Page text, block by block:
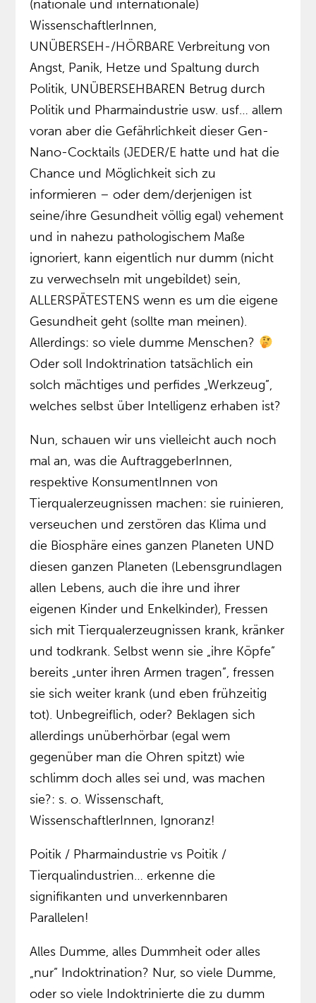
(nationale und internationale)
WissenschaftlerInnen,
UNÜBERSEH-/HÖRBARE Verbreitung von
Angst, Panik, Hetze und Spaltung durch
Politik, UNÜBERSEHBAREN Betrug durch
Politik und Pharmaindustrie usw. usf… allem
voran aber die Gefährlichkeit dieser Gen-
Nano-Cocktails (JEDER/E hatte und hat die
Chance und Möglichkeit sich zu
informieren – oder dem/derjenigen ist
seine/ihre Gesundheit völlig egal) vehement
und in nahezu pathologischem Maße
ignoriert, kann eigentlich nur dumm (nicht
zu verwechseln mit ungebildet) sein,
ALLERSPÄTESTENS wenn es um die eigene
Gesundheit geht (sollte man meinen).
Allerdings: so viele dumme Menschen?
Oder soll Indoktrination tatsächlich ein
solch mächtiges und perfides „Werkzeug”,
welches selbst über Intelligenz erhaben ist?
Nun, schauen wir uns vielleicht auch noch
mal an, was die AuftraggeberInnen,
respektive KonsumentInnen von
Tierqualerzeugnissen machen: sie ruinieren,
verseuchen und zerstören das Klima und
die Biosphäre eines ganzen Planeten UND
diesen ganzen Planeten (Lebensgrundlagen
allen Lebens, auch die ihre und ihrer
eigenen Kinder und Enkelkinder), Fressen
sich mit Tierqualerzeugnissen krank, kränker
und todkrank. Selbst wenn sie „ihre Köpfe”
bereits „unter ihren Armen tragen”, fressen
sie sich weiter krank (und eben frühzeitig
tot). Unbegreiflich, oder? Beklagen sich
allerdings unüberhörbar (egal wem
gegenüber man die Ohren spitzt) wie
schlimm doch alles sei und, was machen
sie?: s. o. Wissenschaft,
WissenschaftlerInnen, Ignoranz!
Poitik / Pharmaindustrie vs Poitik /
Tierqualindustrien… erkenne die
signifikanten und unverkennbaren
Parallelen!
Alles Dumme, alles Dummheit oder alles
„nur” Indoktrination? Nur, so viele Dumme,
oder so viele Indoktrinierte die zu dumm